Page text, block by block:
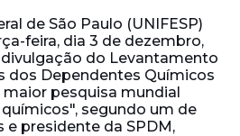
de São Paulo (UNIFESP)
feira, dia 3 de dezembro,
do Levantamento
dos Dependentes Químicos
maior pesquisa mundial
segundo um de
e presidente da SPDM,